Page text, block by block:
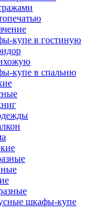
купе в гостиную
купе в спальню
шкафы-купе